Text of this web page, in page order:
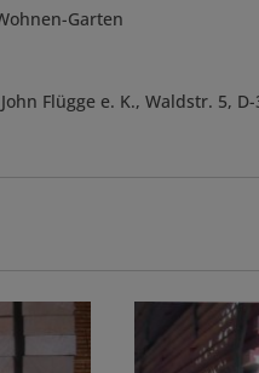
Garten
Flügge e. K., Waldstr. 5,